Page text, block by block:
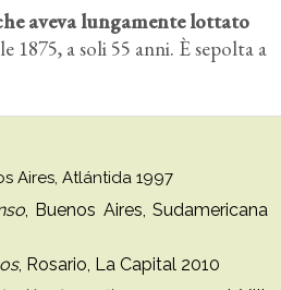
aveva lungamente lottato
a soli 55 anni. È sepolta a
Aires, Atlántida 1997
, Buenos Aires, Sudamericana
, Rosario, La Capital 2010